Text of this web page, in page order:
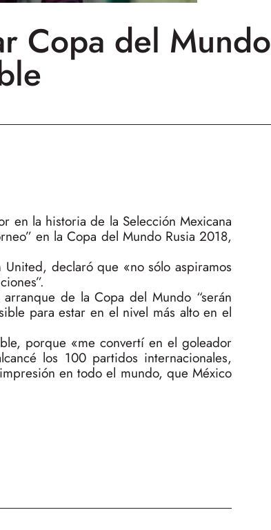
Copa del Mundo
en la historia de la Selección Mexicana
en la Copa del Mundo Rusia 2018,
declaró que «no sólo aspiramos
de la Copa del Mundo “serán
para estar en el nivel más alto en el
porque «me convertí en el goleador
los 100 partidos internacionales,
en todo el mundo, que México